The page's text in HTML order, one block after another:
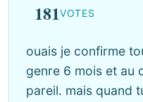
181VOTES
ouais je confirme
genre 6 mois et au
pareil. mais quand